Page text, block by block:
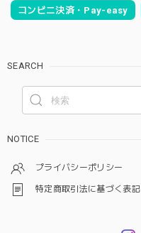
コンビニ決済・Pay-easy
SEARCH
NOTICE
プライバシーポリシー
特定商取引法に基づく表記